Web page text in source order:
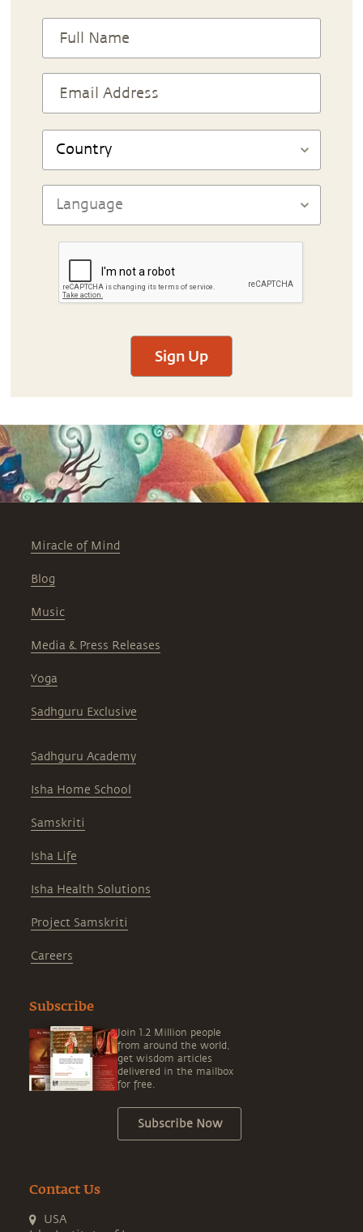
Sign Up
Miracle of Mind
Blog
Music
Media & Press Releases
Yoga
Sadhguru Exclusive
Sadhguru Academy
Isha Home School
Samskriti
Isha Life
Isha Health Solutions
Project Samskriti
Careers
Subscribe
Join 1.2 Million people
from around the world,
get wisdom articles
delivered in the mailbox
for free.
Subscribe Now
Contact Us
USA